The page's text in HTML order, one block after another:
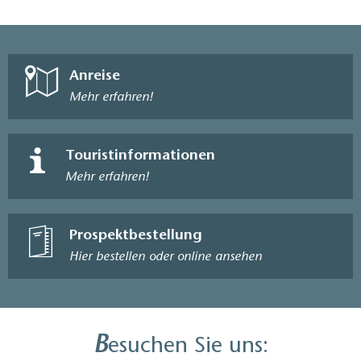
Maximalhöhe des Tisches 85 cm): 6
Kommentar:
Weitere Tische sind über Stufen ereeichbar; eine mobile
Gästetoilette
Durchgangsbreite der Tür zum Sanitärraum: 93 cm
benutzenden Türen, Flure und Durchgänge: 93 cm
Tür schlägt nicht in den Sanitärraum auf
Länge der Bewegungsfläche vor dem Waschtisch:
Tiefe der Unterfahrbarkeit des Waschtischs (in Höhe
Oberkante des Waschtischs (Armauflagefläche) vom
Anreise
Mehr erfahren!
Touristinformationen
Mehr erfahren!
Prospektbestellung
Hier bestellen oder online ansehen
Besuchen Sie uns: